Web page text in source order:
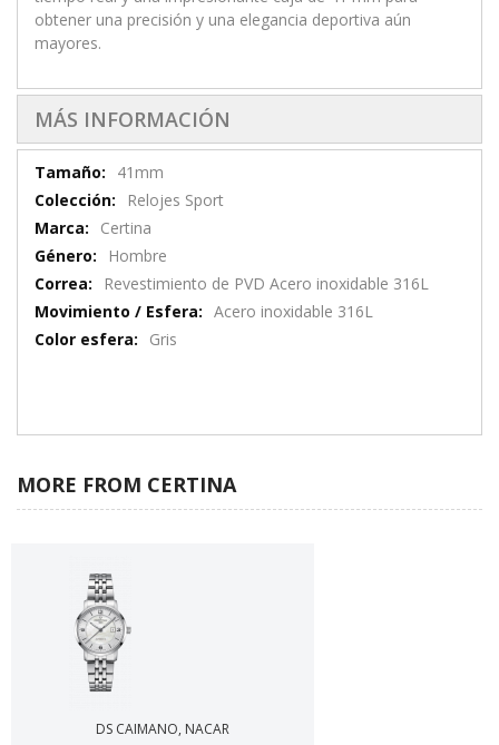
obtener una precisión y una elegancia deportiva aún
mayores.
MÁS INFORMACIÓN
Más
información
41mm
Relojes Sport
Certina
Hombre
Revestimiento de PVD Acero inoxidable 316L
Acero inoxidable 316L
Gris
MORE FROM CERTINA
DS CAIMANO, NACAR